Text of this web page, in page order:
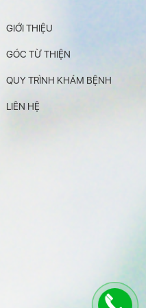
GIỚI THIỆU
GÓC TỪ THIỆN
QUY TRÌNH KHÁM BỆNH
LIÊN HỆ